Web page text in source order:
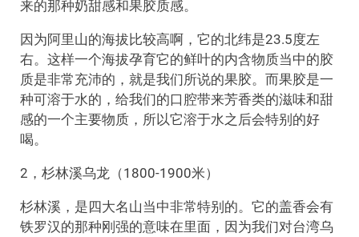
来的那种奶甜感和果胶质感。
因为阿里山的海拔比较高啊，它的北纬是23.5度左
右。这样一个海拔孕育它的鲜叶的内含物质当中的胶
质是非常充沛的，就是我们所说的果胶。而果胶是一
种可溶于水的，给我们的口腔带来芳香类的滋味和甜
感的一个主要物质，所以它溶于水之后会特别的好
喝。
2，杉林溪乌龙（1800-1900米）
杉林溪，是四大名山当中非常特别的。它的盖香会有
铁罗汉的那种刚强的意味在里面，因为我们对台湾乌